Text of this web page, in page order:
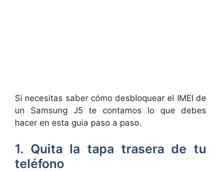
Si necesitas saber cómo desbloquear el IMEI de
un Samsung J5 te contamos lo que debes
hacer en esta guia paso a paso.
1. Quita la tapa trasera de tu
teléfono